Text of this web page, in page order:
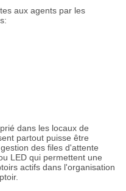
aux agents par les
dans les locaux de
partout puisse être
des files d'attente
LED qui permettent une
actifs dans l'organisation